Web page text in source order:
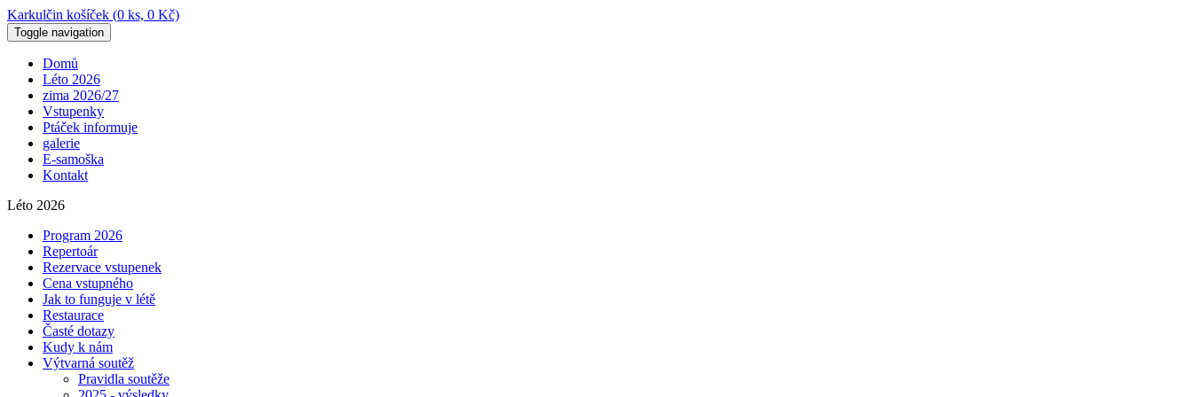
Karkulčin košíček (0 ks, 0 Kč)
Toggle navigation
Domů
Léto 2026
zima 2026/27
Vstupenky
Ptáček informuje
galerie
E-samoška
Kontakt
Léto 2026
Program 2026
Repertoár
Rezervace vstupenek
Cena vstupného
Jak to funguje v létě
Restaurace
Časté dotazy
Kudy k nám
Výtvarná soutěž
Pravidla soutěže